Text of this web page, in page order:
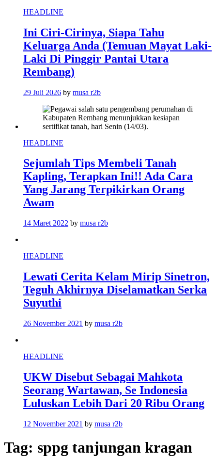
HEADLINE
Ini Ciri-Cirinya, Siapa Tahu
Keluarga Anda (Temuan Mayat Laki-
Laki Di Pinggir Pantai Utara
Rembang)
29 Juli 2026 by musa r2b
HEADLINE
Sejumlah Tips Membeli Tanah
Kapling, Terapkan Ini!! Ada Cara
Yang Jarang Terpikirkan Orang
Awam
14 Maret 2022 by musa r2b
HEADLINE
Lewati Cerita Kelam Mirip Sinetron,
Teguh Akhirnya Diselamatkan Serka
Suyuthi
26 November 2021 by musa r2b
HEADLINE
UKW Disebut Sebagai Mahkota
Seorang Wartawan, Se Indonesia
Luluskan Lebih Dari 20 Ribu Orang
12 November 2021 by musa r2b
Tag: sppg tanjungan kragan